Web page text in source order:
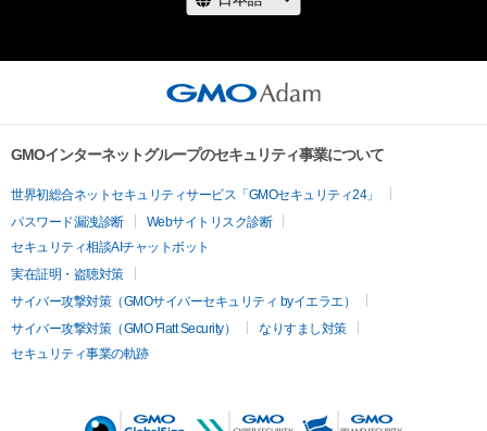
GMOインターネットグループのセキュリティ事業について
世界初総合ネットセキュリティサービス「GMOセキュリティ24」
パスワード漏洩診断
Webサイトリスク診断
セキュリティ相談AIチャットボット
実在証明・盗聴対策
サイバー攻撃対策（GMOサイバーセキュリティ byイエラエ）
サイバー攻撃対策（GMO Flatt Security）
なりすまし対策
セキュリティ事業の軌跡